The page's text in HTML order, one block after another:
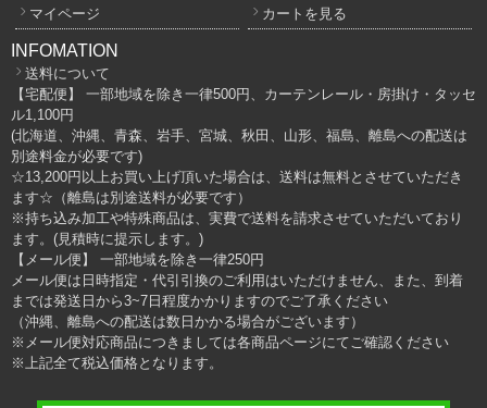
マイページ カートを見る
INFOMATION
送料について
【宅配便】 一部地域を除き一律500円、カーテンレール・房掛け・タッセ
ル1,100円
(北海道、沖縄、青森、岩手、宮城、秋田、山形、福島、離島への配送は
別途料金が必要です)
☆13,200円以上お買い上げ頂いた場合は、送料は無料とさせていただき
ます☆（離島は別途送料が必要です）
※持ち込み加工や特殊商品は、実費で送料を請求させていただいており
ます。(見積時に提示します。)
【メール便】 一部地域を除き一律250円
メール便は日時指定・代引引換のご利用はいただけません、また、到着
までは発送日から3~7日程度かかりますのでご了承ください
（沖縄、離島への配送は数日かかる場合がございます）
※メール便対応商品につきましては各商品ページにてご確認ください
※上記全て税込価格となります。